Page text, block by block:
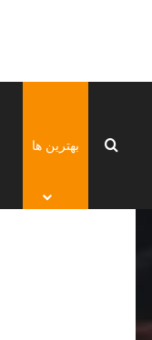
جستجو برای
بهترین ها